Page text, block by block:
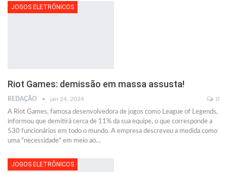
JOGOS ELETRÔNICOS
Riot Games: demissão em massa assusta!
REDAÇÃO jan 24, 2024 0
A Riot Games, famosa desenvolvedora de jogos como League of Legends,
informou que demitirá cerca de 11% da sua equipe, o que corresponde a
530 funcionários em todo o mundo. A empresa descreveu a medida como
uma "necessidade" em meio ao…
JOGOS ELETRÔNICOS